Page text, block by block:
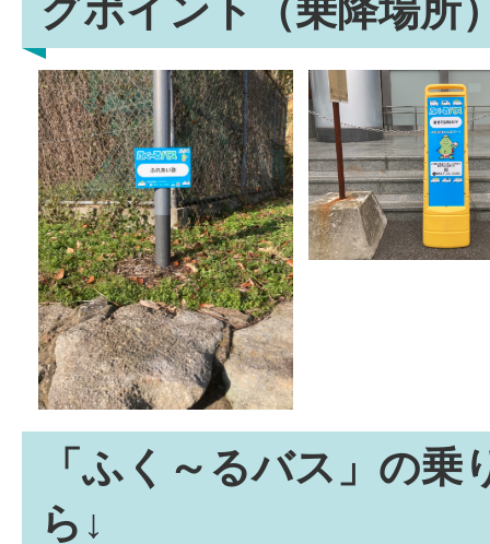
グポイント（乗降場所
「ふく～るバス」の乗
ら↓